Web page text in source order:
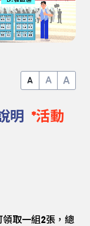
A A A
明 *活動
取一組 2張，總